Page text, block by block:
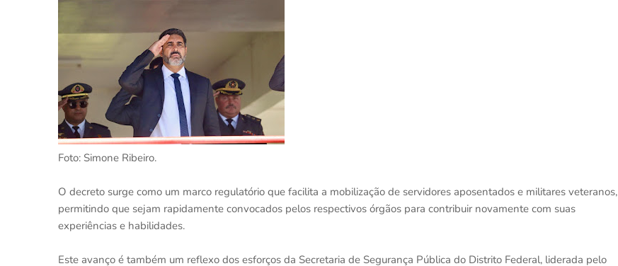
Foto: Simone Ribeiro.
O decreto surge como um marco regulatório que facilita a mobilização de servidores aposentados e militares veteranos,
permitindo que sejam rapidamente convocados pelos respectivos órgãos para contribuir novamente com suas
experiências e habilidades.
Este avanço é também um reflexo dos esforços da Secretaria de Segurança Pública do Distrito Federal, liderada pelo